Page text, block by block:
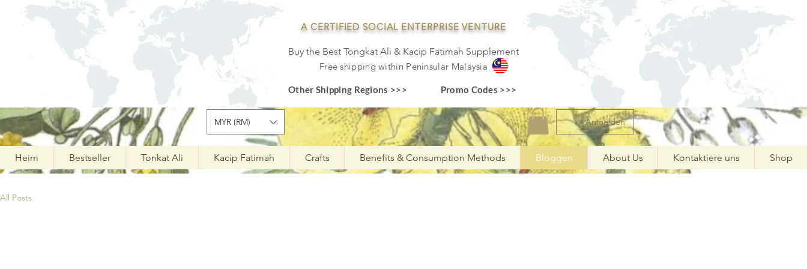
A CERTIFIED SOCIAL ENTERPRISE VENTURE
Buy the Best Tongkat Ali & Kacip Fatimah Supplement
Free shipping withinPeninsular Malaysia
Other Shipping Regions >>> Promo Codes >>>
MYR (RM) Anmelden
Heim Bestseller Tonkat Ali Kacip Fatimah Crafts Benefits & Consumption Methods Bloggen About Us Kontaktiere uns Shop
All Posts